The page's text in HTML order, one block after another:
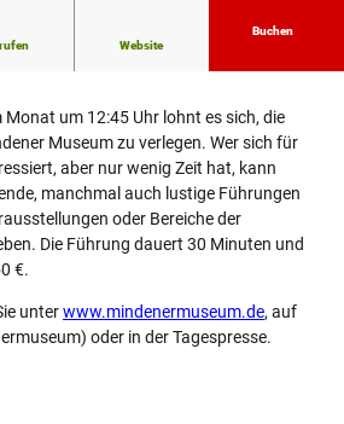
Website
Buchen
um 12:45 Uhr lohnt es sich, die
Museum zu verlegen. Wer sich für
aber nur wenig Zeit hat, kann
manchmal auch lustige Führungen
oder Bereiche der
Die Führung dauert 30 Minuten und
€.
unterwww.mindenermuseum.de, auf
oder in der Tagespresse.